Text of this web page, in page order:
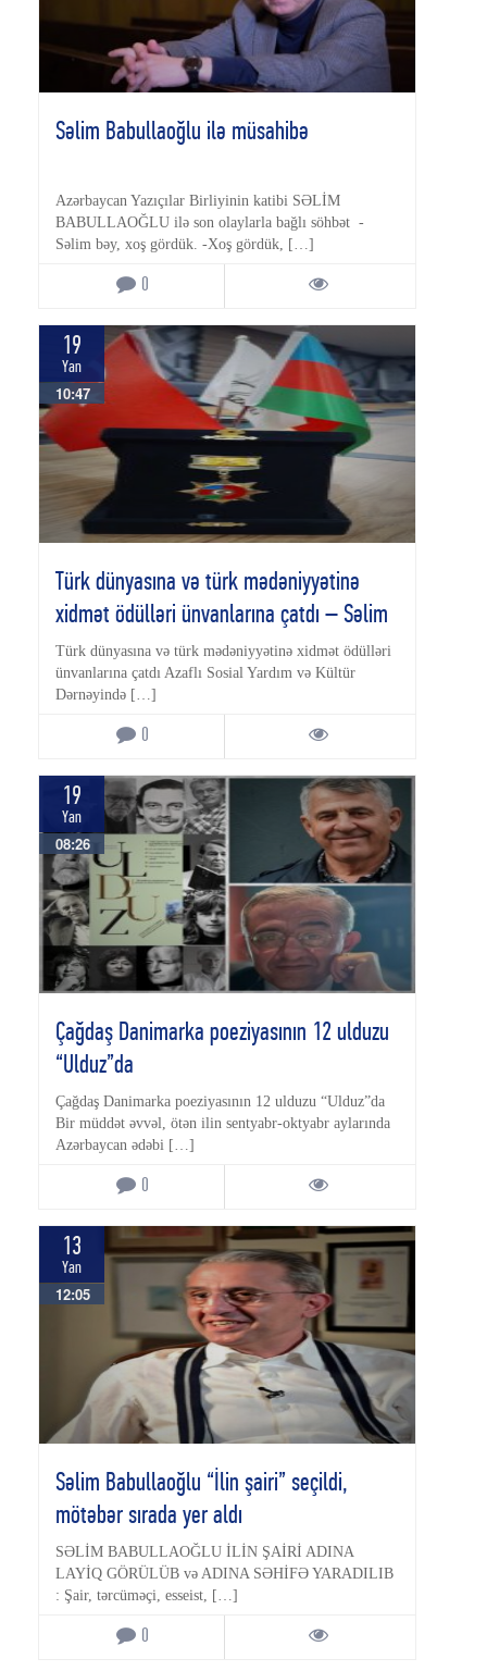
Səlim Babullaoğlu ilə müsahibə
Azərbaycan Yazıçılar Birliyinin katibi SƏLİM
BABULLAOĞLU ilə son olaylarla bağlı söhbət -
Səlim bəy, xoş gördük. -Xoş gördük, […]
0
19
Yan
10:47
Türk dünyasına və türk mədəniyyətinə
xidmət ödülləri ünvanlarına çatdı – Səlim
Babullaoğlu təltif olunub – Təbrik!
Türk dünyasına və türk mədəniyyətinə xidmət ödülləri
ünvanlarına çatdı Azaflı Sosial Yardım və Kültür
Dərnəyində […]
0
19
Yan
08:26
Çağdaş Danimarka poeziyasının 12 ulduzu
“Ulduz”da
Çağdaş Danimarka poeziyasının 12 ulduzu “Ulduz”da
Bir müddət əvvəl, ötən ilin sentyabr-oktyabr aylarında
Azərbaycan ədəbi […]
0
13
Yan
12:05
Səlim Babullaoğlu “İlin şairi” seçildi,
mötəbər sırada yer aldı
SƏLİM BABULLAOĞLU İLİN ŞAİRİ ADINA
LAYİQ GÖRÜLÜB və ADINA SƏHİFƏ YARADILIB
: Şair, tərcüməçi, esseist, […]
0